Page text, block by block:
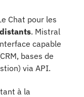
Chat pour les
. Mistral
capable
bases de
via API.
à la